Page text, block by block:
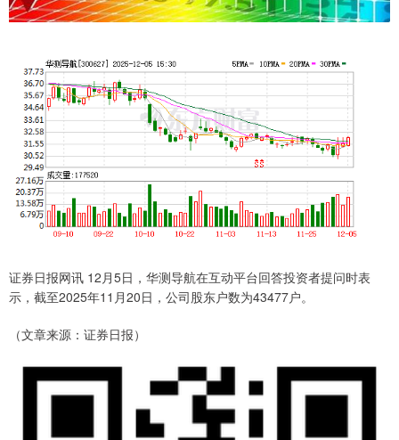
证券日报网讯 12月5日，华测导航在互动平台回答投资者提问时表
示，截至2025年11月20日，公司股东户数为43477户。
（文章来源：证券日报）